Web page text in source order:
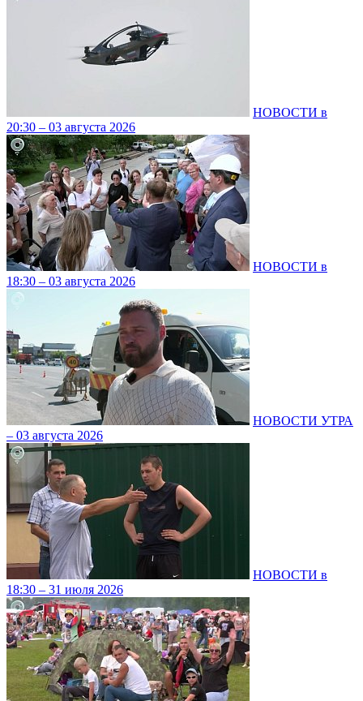
НОВОСТИ в
20:30 – 03 августа 2026
НОВОСТИ в
18:30 – 03 августа 2026
НОВОСТИ УТРА
– 03 августа 2026
НОВОСТИ в
18:30 – 31 июля 2026